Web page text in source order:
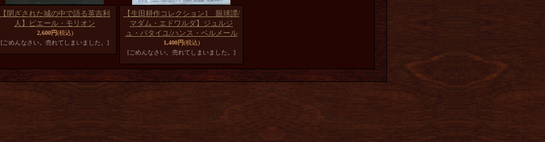
【閉ざされた城の中で語る英吉利
人】ピエール・モリオン
2,600円(税込)
[ごめんなさい。売れてしまいました。]
【生田耕作コレクション1 眼球譚/
マダム・エドワルダ】ジュルジ
ュ・バタイユ/ハンス・ベルメール
1,400円(税込)
[ごめんなさい。売れてしまいました。]